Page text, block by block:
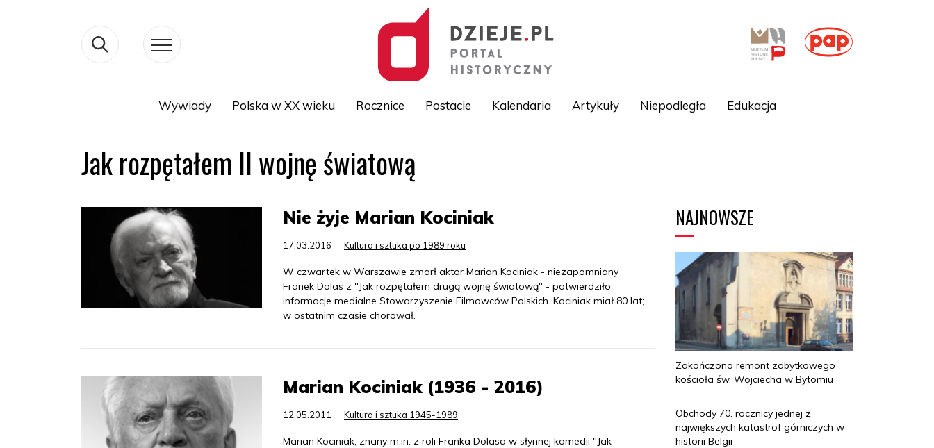
Wywiady Polska w XX wieku Rocznice Postacie Kalendaria Artykuły Niepodległa Edukacja
Jak rozpętałem II wojnę światową
Nie żyje Marian Kociniak
17.03.2016 Kultura i sztuka po 1989 roku
W czwartek w Warszawie zmarł aktor Marian Kociniak - niezapomniany
Franek Dolas z "Jak rozpętałem drugą wojnę światową" - potwierdziło
informacje medialne Stowarzyszenie Filmowców Polskich. Kociniak miał 80 lat;
w ostatnim czasie chorował.
Marian Kociniak (1936 - 2016)
12.05.2011 Kultura i sztuka 1945-1989
Marian Kociniak, znany m.in. z roli Franka Dolasa w słynnej komedii "Jak
NAJNOWSZE
Zakończono remont zabytkowego
kościoła św. Wojciecha w Bytomiu
Obchody 70. rocznicy jednej z
największych katastrof górniczych w
historii Belgii